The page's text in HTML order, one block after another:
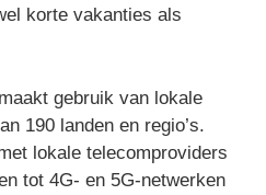
korte vakanties als
gebruik van lokale
190 landen en regio’s.
lokale telecomproviders
tot 4G- en 5G-netwerken